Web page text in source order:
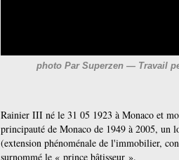
photo Par Superzen — Travail
Rainier III né le 31 05 1923 à Monaco et
principauté de Monaco de 1949 à 2005, un
(extension phénoménale de l'immobilier,
surnommé le « prince bâtisseur ».